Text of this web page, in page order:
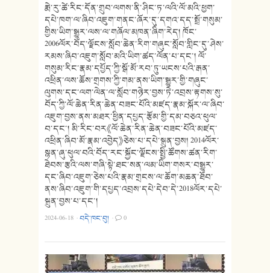
རྨེ་རུ་ཚེ་རིང་དོན་གྲུབ་ལགས་ནི་ཤིང་ཏ་ལའི་ལོ་མའི་ཕྱག་
དཔེ་ཁག་ལ་ཞིབ་འཇུག་གནང་ཞོར་དུ་དགའ་དད་སྤྲོ་གསུམ་
གྱིས་ཡིག་སྒྱུར་ལས་ལ་གཞོལ་མཁན་ཞིག་རེད། ཁོང་
2006ལོར་བོད་ལྗོངས་སློབ་ཆེན་རིག་གཞུང་སློབ་གླིང་དུ་ཤེས་
རམས་ཞིབ་འཇུག་སློབ་མའི་ཡིག་ཚད་ལོན་པ་དང་། ལོ་
གསུམ་རིང་རྣམ་དཔྱོད་ཀྱི་སྒོ་མོ་རབ་ཏུ་ཡངས་པའི་རྒན་
འཕྲིན་ལས་ཆོས་གྲགས་ཀྱི་གམ་ནས་ཡིག་སྒྱུར་གྱི་གཞུང་
ལུགས་དང་ལག་ལེན་ལ་སློབ་གཉེར་བྱས་ཏེ་འབྲས་རྟགས་སུ་
བོད་ཀྱི་ལོ་ཆེན་རིན་ཆེན་བཟང་པོའི་མཛད་རྣམ་སྐོར་ལ་ཞིབ་
འཇུག་བྱས་ནས་མཐར་ཕྱིན་དཔྱད་རྩོམ་གྱི་དམ་བཅའ་ཕུལ་
བ་དང་། མི་རིང་བར《ལོ་ཆེན་རིན་ཆེན་བཟང་པོའི་མཛད་
འཕྲིན་ཞིབ་མོ་རྣམ་འབྱེད》ཅེས་པ་དཔེ་སྐྲུན་བྱས། 2014ལོར་
སྙན་ཞུ་ཕུལ་བའི་བོད་རང་སྐྱོང་ལྗོངས་སྤྱི་ཚོགས་ཚན་རིག་
ཐེབས་རྩའི་ལས་གཞི་སྟེ་ཐང་སན་ལམ་ཡིག་གསར་བསྒྱུར་
དང་ཞིབ་འཇུག་ཅེས་པའི་རྣམ་གྲངས་ལ་ཆོག་མཆན་ཐོབ་
ནས་ཞིབ་འཇུག་གི་དཔྱད་འབྲས་དཔེ་དེབ་དེ་2018ལོར་དཔེ་
སྐྲུན་བྱས་པ་དང་།
2024-06-18 ·བདེ་ཁང་བུ། · 0